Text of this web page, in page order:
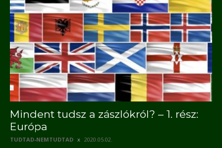
Mindent tudsz a zászlókról? – 1. rész:
Európa
TUDTAD-NEMTUDTAD 2020.05.02.